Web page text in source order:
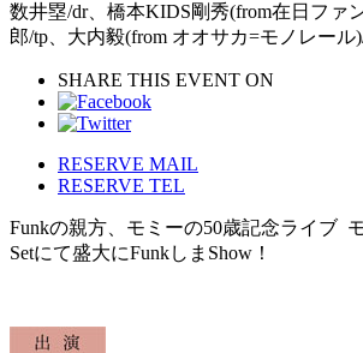
数井塁/dr、橋本KIDS剛秀(from在日ファ
郎/tp、大内毅(from オオサカ=モノレール
SHARE THIS EVENT ON
RESERVE MAIL
RESERVE TEL
Funkの親方、モミーの50歳記念ライブ
Setにて盛大にFunkしまShow！